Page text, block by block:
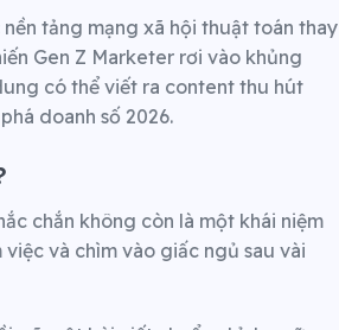
tảng mạng xã hội thuật toán thay
Gen Z Marketer rơi vào khủng
có thể viết ra content thu hút
doanh số 2026.
chắn không còn là một khái niệm
và chìm vào giấc ngủ sau vài